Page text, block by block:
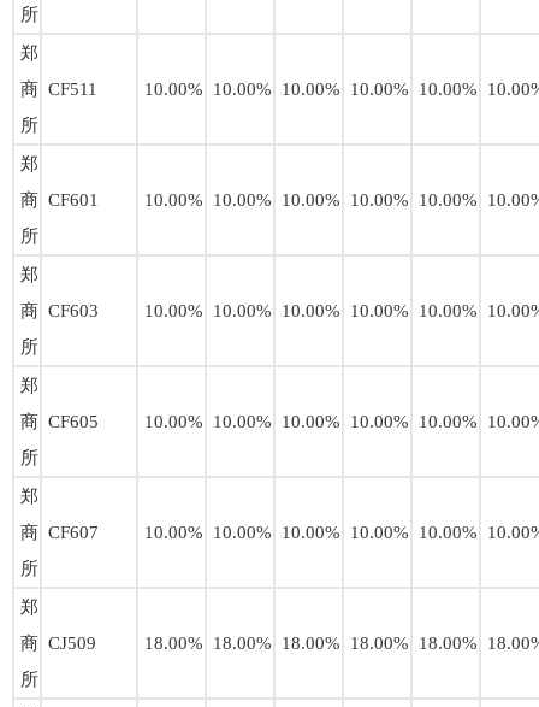
所
郑
商
所
CF511 10.00% 10.00% 10.00% 10.00% 10.00%
郑
商
所
CF601 10.00% 10.00% 10.00% 10.00% 10.00%
郑
商
所
CF603 10.00% 10.00% 10.00% 10.00% 10.00%
郑
商
所
CF605 10.00% 10.00% 10.00% 10.00% 10.00%
郑
商
所
CF607 10.00% 10.00% 10.00% 10.00% 10.00%
郑
商
所
CJ509 18.00% 18.00% 18.00% 18.00% 18.00%